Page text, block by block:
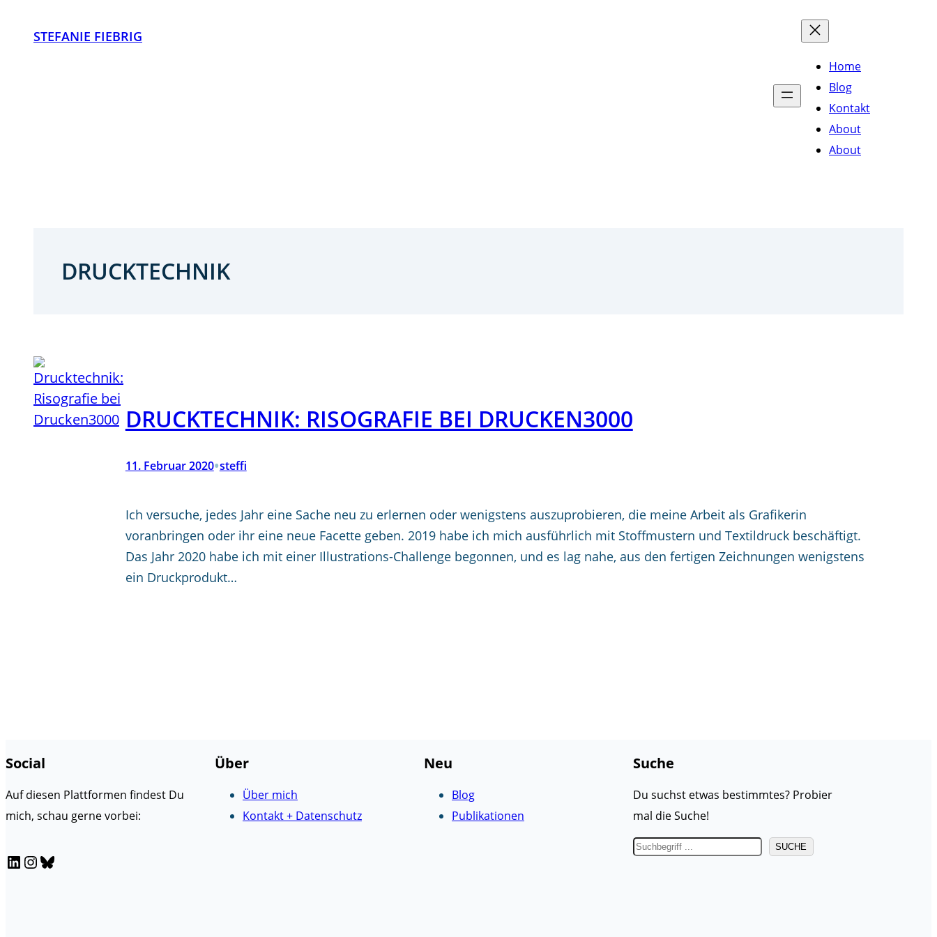
InhaltSTEFANIE FIEBRIG
Home
Blog
Kontakt
About
About
DRUCKTECHNIK
DRUCKTECHNIK: RISOGRAFIE BEI DRUCKEN3000
11. Februar 2020•steffi
Ich versuche, jedes Jahr eine Sache neu zu erlernen oder wenigstens auszuprobieren, die meine Arbeit als Grafikerin
voranbringen oder ihr eine neue Facette geben. 2019 habe ich mich ausführlich mit Stoffmustern und Textildruck beschäftigt.
Das Jahr 2020 habe ich mit einer Illustrations-Challenge begonnen, und es lag nahe, aus den fertigen Zeichnungen wenigstens
ein Druckprodukt…
Social
Auf diesen Plattformen findest Du
mich, schau gerne vorbei:
LinkedIn InstagramBluesky
Über
Über mich
Kontakt + Datenschutz
Neu
Blog
Publikationen
Suche
Du suchst etwas bestimmtes? Probier
mal die Suche!
S
SUCHE